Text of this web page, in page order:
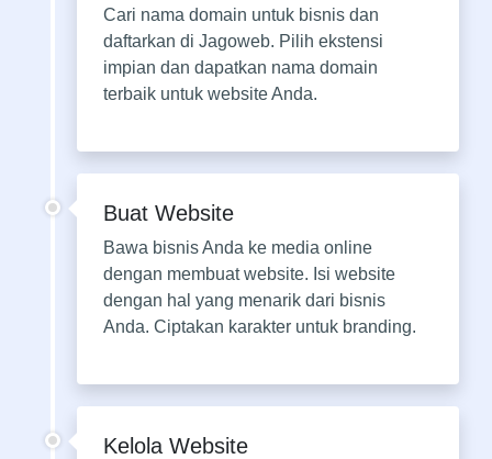
Cari nama domain untuk bisnis dan
daftarkan di Jagoweb. Pilih ekstensi
impian dan dapatkan nama domain
terbaik untuk website Anda.
Buat Website
Bawa bisnis Anda ke media online
dengan membuat website. Isi website
dengan hal yang menarik dari bisnis
Anda. Ciptakan karakter untuk branding.
Kelola Website